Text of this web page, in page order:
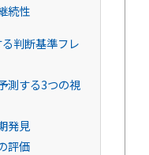
続性
判断基準フレ
測する3つの視
発見
評価